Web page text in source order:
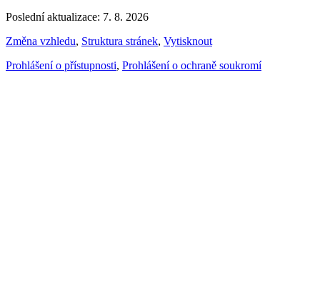
Poslední aktualizace: 7. 8. 2026
Změna vzhledu, Struktura stránek, Vytisknout
Prohlášení o přístupnosti, Prohlášení o ochraně soukromí